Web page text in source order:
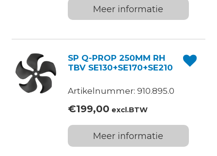
Meer informatie
SP Q-PROP 250MM RH
TBV SE130+SE170+SE210
Artikelnummer: 910.895.0
€199,00 excl.BTW
Meer informatie